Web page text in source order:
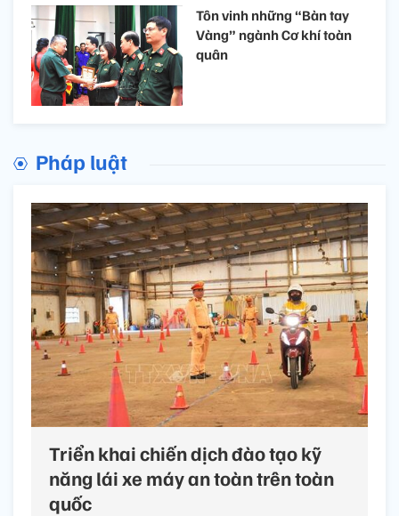
Tôn vinh những “Bàn tay
Vàng” ngành Cơ khí toàn
quân
Pháp luật
Triển khai chiến dịch đào tạo kỹ
năng lái xe máy an toàn trên toàn
quốc